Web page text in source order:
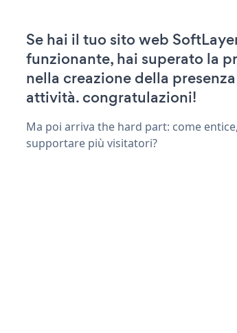
Se hai il tuo sito web
funzionante, hai superato la
nella creazione della
attività. congratulazioni!
Ma poi arriva the hard part: come
supportare più visitatori?